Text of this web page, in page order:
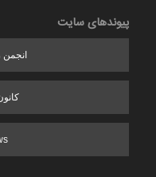
پیوندهای سایت
انجمن